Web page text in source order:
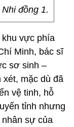
đồng 1.
khu vực phía
Minh, bác sĩ
sơ sinh –
xét, mặc dù đã
vệ tinh, hỗ
tỉnh nhưng
sự của